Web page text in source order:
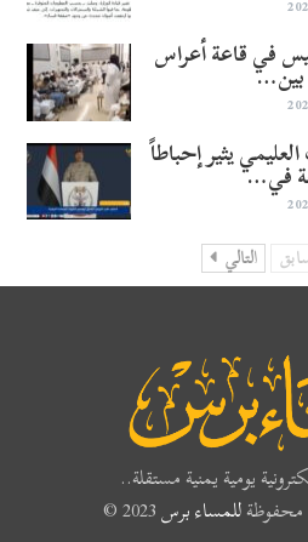
في قاعة أعراس
بين…
يثير إحباطاً
في…
التالي
يومية يمنية مستقلة..
للمساء برس